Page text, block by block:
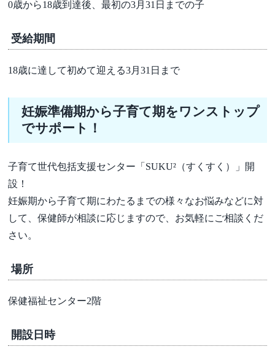
0歳から18歳到達後、最初の3月31日までの子
受給期間
18歳に達して初めて迎える3月31日まで
妊娠準備期から子育て期をワンストップ
でサポート！
子育て世代包括支援センター「SUKU²（すくすく）」開
設！
妊娠期から子育て期にわたるまでの様々なお悩みなどに対
して、保健師が相談に応じますので、お気軽にご相談くだ
さい。
場所
保健福祉センター2階
開設日時